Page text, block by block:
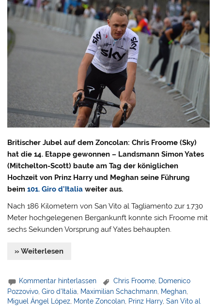
Britischer Jubel auf dem Zoncolan: Chris Froome (Sky)
hat die 14. Etappe gewonnen – Landsmann Simon Yates
(Mitchelton-Scott) baute am Tag der königlichen
Hochzeit von Prinz Harry und Meghan seine Führung
beim101. Giro d’Italia weiter aus.
Nach 186 Kilometern von San Vito al Tagliamento zur 1.730
Meter hochgelegenen Bergankunft konnte sich Froome mit
sechs Sekunden Vorsprung auf Yates behaupten.
» Weiterlesen
Kommentar hinterlassen Chris Froome Domenico
Pozzovivo ,Giro d'Italia Maximilian Schachmann Meghan
Miguel Ángel López Monte Zoncolan Prinz Harry,San Vito al